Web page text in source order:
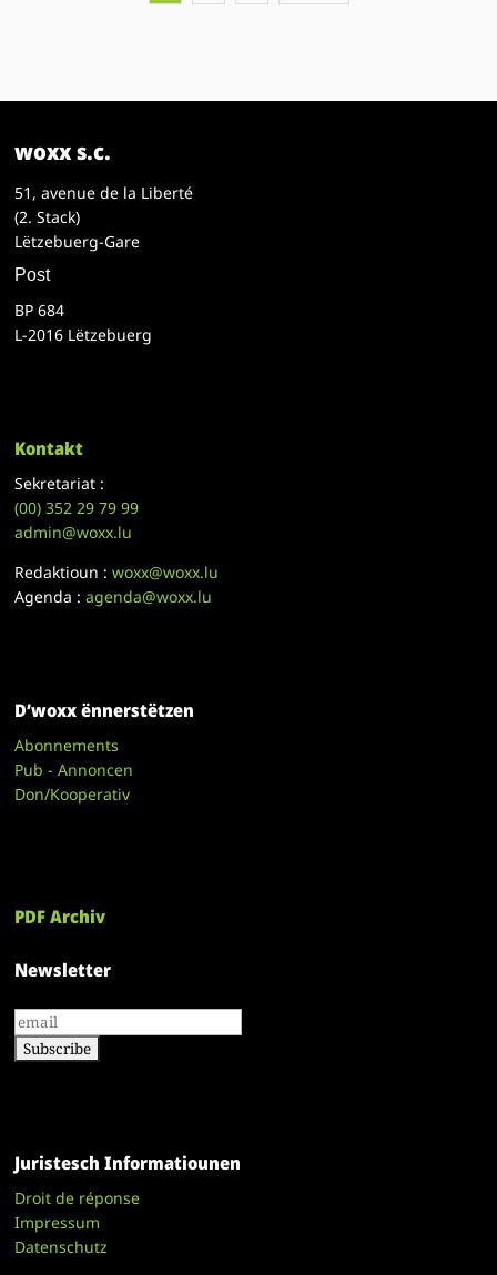
woxx s.c.
51, avenue de la Liberté
(2. Stack)
Lëtzebuerg-Gare
Post
BP 684
L-2016 Lëtzebuerg
Kontakt
Sekretariat :
(00)352 29 79 99
admin@woxx.lu
Redaktioun :woxx@woxx.lu
Agenda :agenda@woxx.lu
D’woxx ënnerstëtzen
Abonnements
Pub - Annoncen
Don/Kooperativ
PDF Archiv
Newsletter
Juristesch Informatiounen
Droit de réponse
Impressum
Datenschutz